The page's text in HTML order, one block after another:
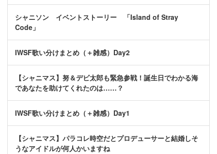
シャニソン イベントストーリー 「Island of Stray
Code」
IWSF歌い分けまとめ（＋雑感）Day2
【シャニマス】努＆デビ太郎も緊急参戦！誕生日でわかる海
であなたを助けてくれたのは……？
IWSF歌い分けまとめ（＋雑感）Day1
【シャニマス】パラコレ時空だとプロデューサーと結婚しそ
うなアイドルが何人かいますね